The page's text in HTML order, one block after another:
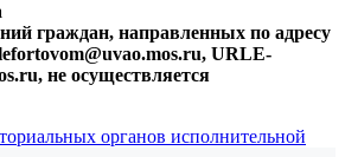
граждан, направленных по адресу
URLE-
не осуществляется